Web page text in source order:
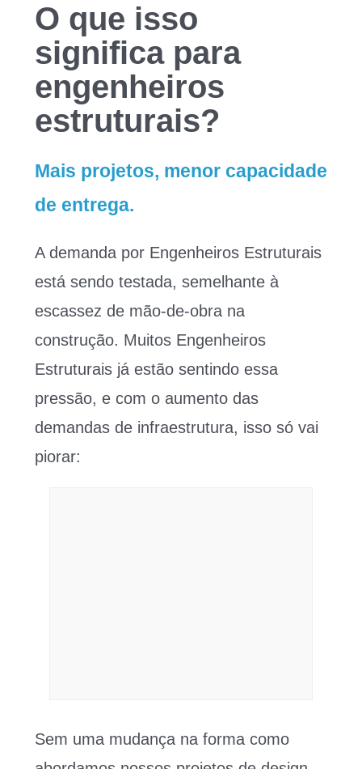
O que isso
significa para
engenheiros
estruturais?
Mais projetos, menor capacidade
de entrega.
A demanda por Engenheiros Estruturais
está sendo testada, semelhante à
escassez de mão-de-obra na
construção. Muitos Engenheiros
Estruturais já estão sentindo essa
pressão, e com o aumento das
demandas de infraestrutura, isso só vai
piorar:
Sem uma mudança na forma como